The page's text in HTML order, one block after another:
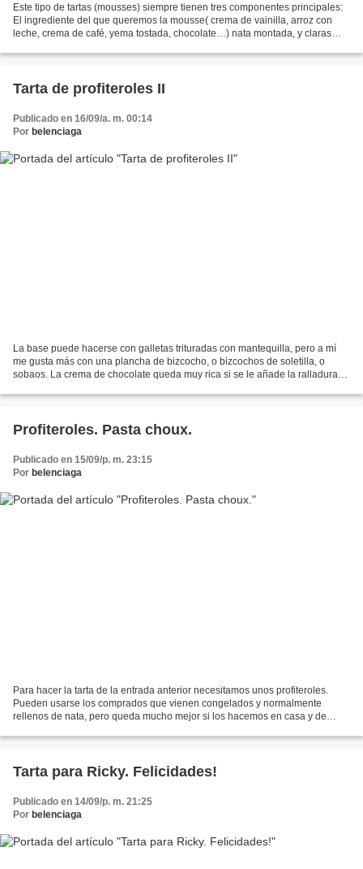
Este tipo de tartas (mousses) siempre tienen tres componentes principales:
El ingrediente del que queremos la mousse( crema de vainilla, arroz con
leche, crema de café, yema tostada, chocolate…) nata montada, y claras
Tarta de profiteroles II
Publicado en 16/09/a. m. 00:14
Por belenciaga
La base puede hacerse con galletas trituradas con mantequilla, pero a mí
me gusta más con una plancha de bizcocho, o bizcochos de soletilla, o
sobaos. La crema de chocolate queda muy rica si se le añade la ralladura
Profiteroles. Pasta choux.
Publicado en 15/09/p. m. 23:15
Por belenciaga
Para hacer la tarta de la entrada anterior necesitamos unos profiteroles.
Pueden usarse los comprados que vienen congelados y normalmente
rellenos de nata, pero queda mucho mejor si los hacemos en casa y de
Tarta para Ricky. Felicidades!
Publicado en 14/09/p. m. 21:25
Por belenciaga